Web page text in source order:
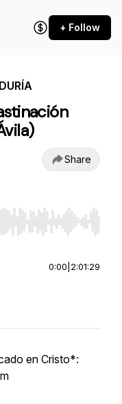
+ Follow
Share
Home/End to jump to
0:00 2:01:29
en Cristo*: